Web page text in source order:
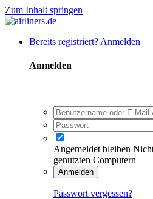
Zum Inhalt springen
Bereits registriert? Anmelden
Anmelden
Angemeldet bleiben
genutzten Computern
Anmelden
Passwort vergessen?